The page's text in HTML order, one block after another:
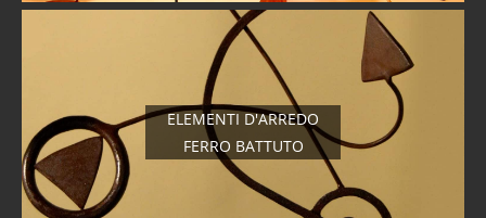
ELEMENTI D'ARREDO
FERRO BATTUTO